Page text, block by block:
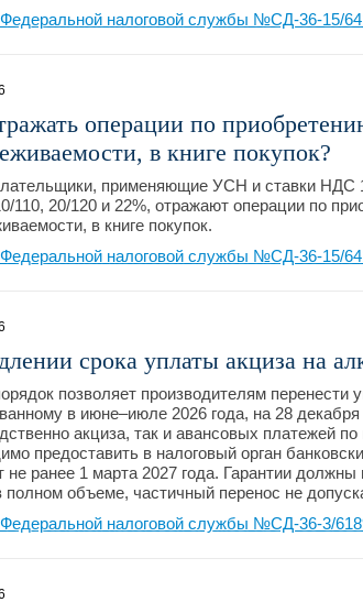
налоговой службы №СД-36-15/
операции по
в книге покупок?
применяющие УСН и ставки НДС
110, 20/120 и 22%, отражают операции по
в книге покупок.
налоговой службы №СД-36-15/
срока уплаты акциза на
позволяет производителям перенести
в июне–июле 2026 года, на 28
акциза, так и авансовых платежей
предоставить в налоговый орган
не ранее 1 марта 2027 года. Гарантии
полном объеме, частичный перенос не
налоговой службы №СД-36-3/